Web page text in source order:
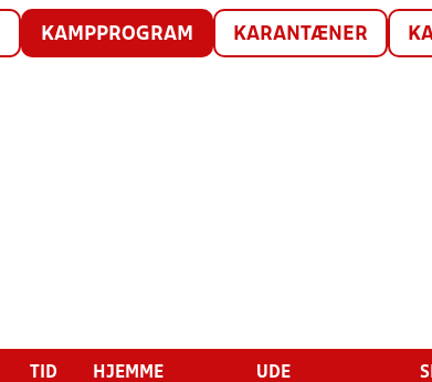
KAMPPROGRAM KARANTÆNER
TID HJEMME UDE